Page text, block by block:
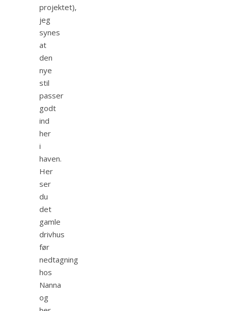
projektet),
jeg
synes
at
den
nye
stil
passer
godt
ind
her
i
haven.
Her
ser
du
det
gamle
drivhus
før
nedtagning
hos
Nanna
og